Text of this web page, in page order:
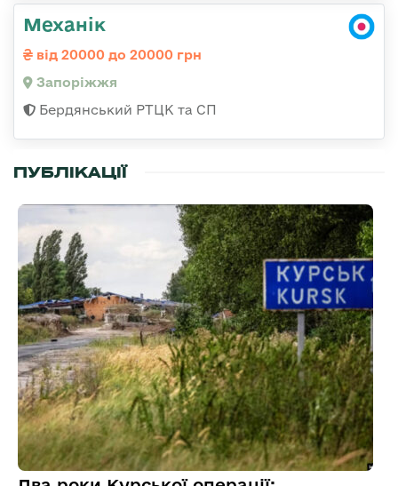
Механік
від 20000 до 20000 грн
Запоріжжя
Бердянський РТЦК та СП
ПУБЛІКАЦІЇ